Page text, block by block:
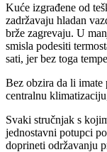
Kuće izgrađene od
zadržavaju hladan
brže zagrevaju. U
smisla podesiti
sati, jer bez toga
Bez obzira da li imate
centralnu
Svaki stručnjak s
jednostavni potupci
doprineti održavanju